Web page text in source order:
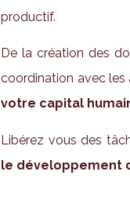
productif.
De la création des
coordination avec les
votre capital
Libérez vous des
le développement